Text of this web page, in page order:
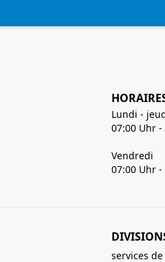
Lundi -
07:00 Uhr
Vendredi
07:00 Uhr
services